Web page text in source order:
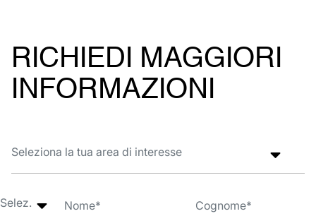
RICHIEDI MAGGIORI
INFORMAZIONI